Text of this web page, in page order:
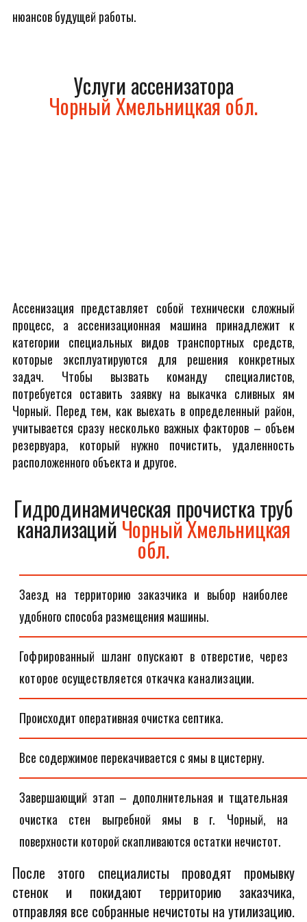
нюансов будущей работы.
Услуги ассенизатора
Чорный Хмельницкая обл.
Ассенизация представляет собой технически сложный
процесс, а ассенизационная машина принадлежит к
категории специальных видов транспортных средств,
которые эксплуатируются для решения конкретных
задач. Чтобы вызвать команду специалистов,
потребуется оставить заявку на выкачка сливных ям
Чорный. Перед тем, как выехать в определенный район,
учитывается сразу несколько важных факторов – объем
резервуара, который нужно почистить, удаленность
расположенного объекта и другое.
Гидродинамическая прочистка труб
канализаций Чорный Хмельницкая
обл.
Заезд на территорию заказчика и выбор наиболее
удобного способа размещения машины.
Гофрированный шланг опускают в отверстие, через
которое осуществляется откачка канализации.
Происходит оперативная очистка септика.
Все содержимое перекачивается с ямы в цистерну.
Завершающий этап – дополнительная и тщательная
очистка стен выгребной ямы в г. Чорный, на
поверхности которой скапливаются остатки нечистот.
После этого специалисты проводят промывку
стенок и покидают территорию заказчика,
отправляя все собранные нечистоты на утилизацию.